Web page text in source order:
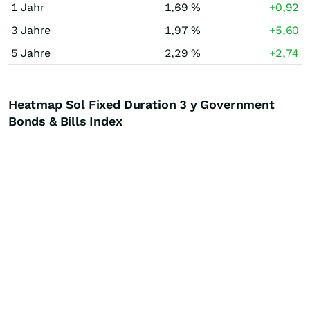
1 Jahr
1,69 %
+0,92
3 Jahre
1,97 %
+5,60
5 Jahre
2,29 % +2,74
Heatmap Sol Fixed Duration 3 y Government
Bonds & Bills Index